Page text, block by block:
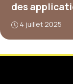
des
4 juillet 2025